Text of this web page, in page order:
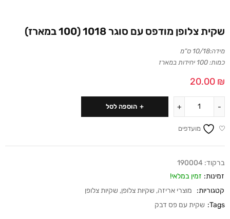
שקית צלופן מודפס עם סוגר 1018 (100 במארז)
מידה:10/18 ס”מ
כמות: 100 יחידות במארז
20.00 ₪
הוספה לסל
מועדפים
ברקוד: 190004
זמינות: זמין במלאי!
קטגוריות:
מוצרי אריזה, שקיות צלופן, שקיות צלופן
Tags: שקית עם פס דבק